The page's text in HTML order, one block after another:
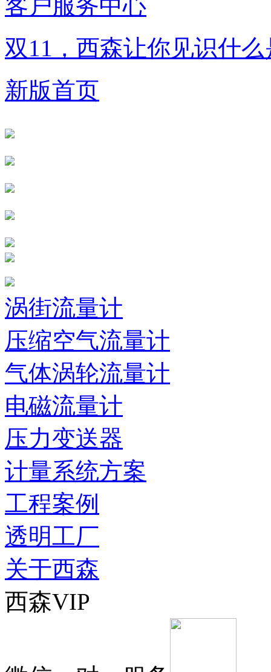
客户服务中心
双11，西森让你见识什
新版首页
涡街流量计
压缩空气流量计
气体涡轮流量计
电磁流量计
压力变送器
计量系统方案
工程案例
透明工厂
关于西森
西森VIP